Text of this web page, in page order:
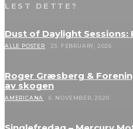
LEST DETTE?
Dust of Daylight Sessions:
ALLE POSTER 23. FEBRUARY, 2026
Roger Græsberg &
av skogen
AMERICANA 6. NOVEMBER, 2020